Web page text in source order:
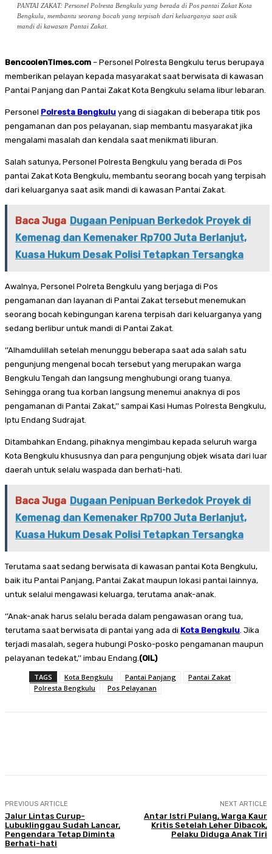
PANTAI ZAKAT: Personel Polresta Bengkulu yang berada di Pos pantai Zakat Kota
Bengkulu, membantu seorang bocah yang terpisah dari keluarganya saat asik
mandi di kawasan Pantai Zakat.
BencoolenTimes.com – Personel Polresta Bengkulu terus berupaya
memberikan pelayan kepada masyarakat saat berwisata di kawasan
Pantai Panjang dan Pantai Zakat Kota Bengkulu selama libur lebaran.
Personel Polresta Bengkulu yang di siagakan di beberapa titik pos
pengamanan dan pos pelayanan, siap membantu masyarakat jika
mengalami masalah dan kendala saat menikmati liburan.
Salah satunya, Personel Polresta Bengkulu yang berada di Pos
pantai Zakat Kota Bengkulu, membantu seorang bocah yang terpisah
dari keluarganya saat asik mandi di kawasan Pantai Zakat.
Baca Juga Dugaan Penipuan Berkedok Proyek di
Kemenag dan Kemenaker Rp700 Juta Berlanjut,
Kuasa Hukum Desak Polisi Tetapkan Tersangka
Awalnya, Personel Polreta Bengkulu yang berjaga di Pos
pengamanan dan layanan di Pantai Zakat tersebut menemukan
seorang bocah kebingungan karena terpisah dari keluarganya yang
sedang berlibur untuk mandi di Pantai Zakat.
‘’Alhamdulillah setelah menunggu beberapa saat ada salah satu
pengunjung mengenal bocah tersebut yang merupakan warga
Bengkulu Tengah dan langsung menghubungi orang tuanya.
Sehingga orang tua korban langsung menemui anaknya di pos
pengamanan di Pantai Zakat,’’ sampai Kasi Humas Polresta Bengkulu,
Iptu Endang Sudrajat.
Ditambahkan Endang, pihaknya mengimbau kepada seluruh warga
Kota Bengkulu khususnya dan para pengunjung objek wisata dari luar
daerah untuk selalu waspada dan berhati-hati.
Baca Juga Dugaan Penipuan Berkedok Proyek di
Kemenag dan Kemenaker Rp700 Juta Berlanjut,
Kuasa Hukum Desak Polisi Tetapkan Tersangka
Terutama saat sedang berwisata di kawasan pantai Kota Bengkulu,
baik itu Pantai Panjang, Pantai Zakat maupun lokasi pantai lainnya,
untuk selalui mengawasi keluarga, terutama anak-anak.
‘’Anak-anak harus selalu berada dalam pengawasan orang tua,
terutama saat berwisata di pantai yang ada di Kota Bengkulu. Jika
terjadi masalah, segera hubungi Posko-posko pengamanan maupun
pelayanan tedekat,’’ imbau Endang.(OIL)
TAGS Kota Bengkulu Pantai Panjang
Pantai Zakat
Polresta Bengkulu
Pos Pelayanan
PREVIOUS ARTICLE
Jalur Lintas Curup-
Lubuklinggau Sudah Lancar,
Pengendara Tetap Diminta
Berhati-hati
NEXT ARTICLE
Antar Istri Pulang, Warga Kaur
Kritis Setelah Leher Dibacok,
Pelaku Diduga Anak Tiri